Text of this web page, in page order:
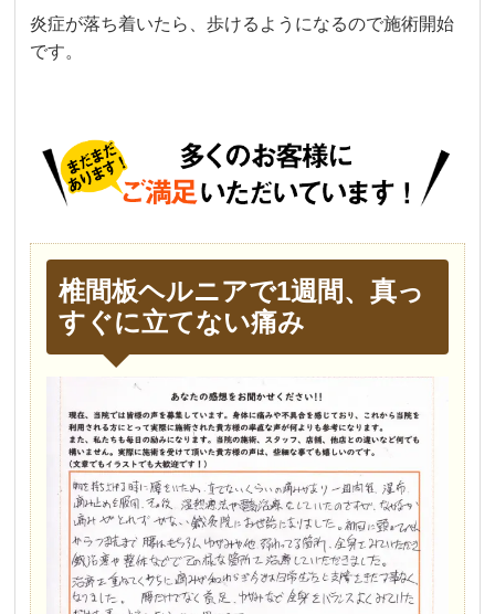
炎症が落ち着いたら、歩けるようになるので施術開始
です。
椎間板ヘルニアで1週間、真っ
すぐに立てない痛み